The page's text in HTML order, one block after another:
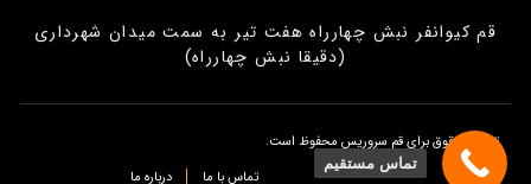
قم کیوانفر نبش چهارراه هفت تیر به سمت میدان شهرداری
(دقیقا نبش چهارراه)
تمامی حقوق برای قم سروریس محفوظ است.
تماس با ما
درباره ما
تماس مستقیم